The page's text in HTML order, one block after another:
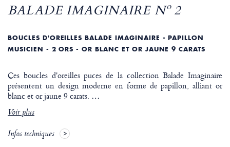
BALADE IMAGINAIRE Nº 2
BOUCLES D'OREILLES BALADE IMAGINAIRE - PAPILLON
MUSICIEN - 2 ORS - OR BLANC ET OR JAUNE 9 CARATS
Ces boucles d'oreilles puces de la collection Balade Imaginaire
présentent un design moderne en forme de papillon, alliant or
blanc et or jaune 9 carats. …
Voir plus
Infos techniques